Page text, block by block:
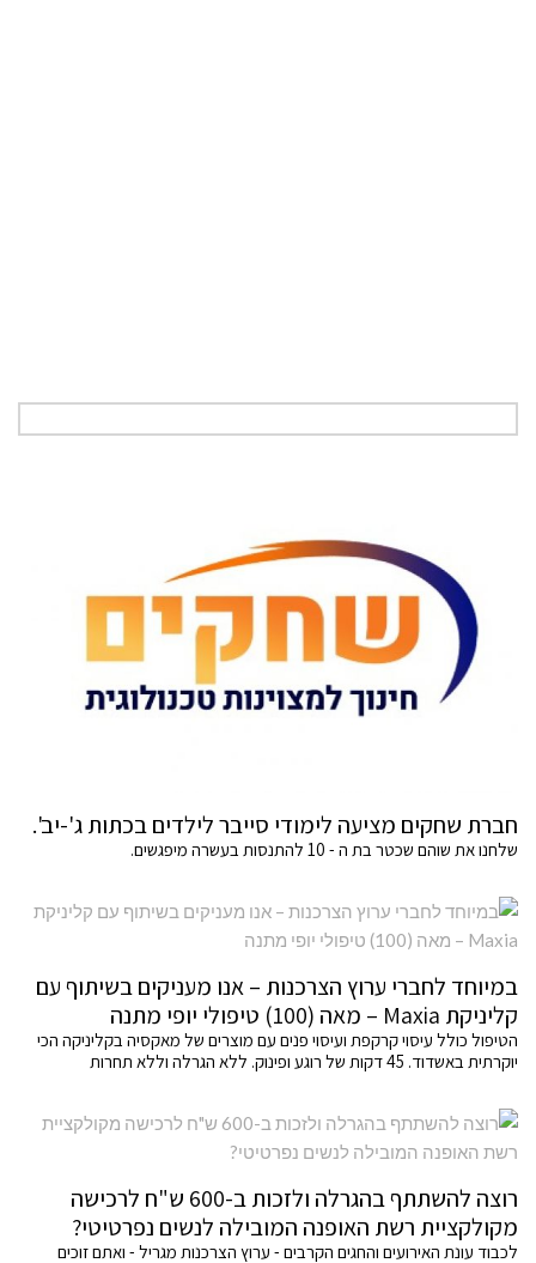
חברת שחקים מציעה לימודי סייבר לילדים בכתות ג'-יב'.
שלחנו את שוהם שכטר בת ה - 10 להתנסות בעשרה מיפגשים.
במיוחד לחברי ערוץ הצרכנות – אנו מעניקים בשיתוף עם
קליניקת Maxia – מאה (100) טיפולי יופי מתנה
הטיפול כולל עיסוי קרקפת ועיסוי פנים עם מוצרים של מאקסיה בקליניקה הכי
יוקרתית באשדוד. 45 דקות של רוגע ופינוק. ללא הגרלה וללא תחרות
רוצה להשתתף בהגרלה ולזכות ב-600 ש"ח לרכישה
מקולקציית רשת האופנה המובילה לנשים נפרטיטי?
לכבוד עונת האירועים והחגים הקרבים - ערוץ הצרכנות מגריל - ואתם זוכים